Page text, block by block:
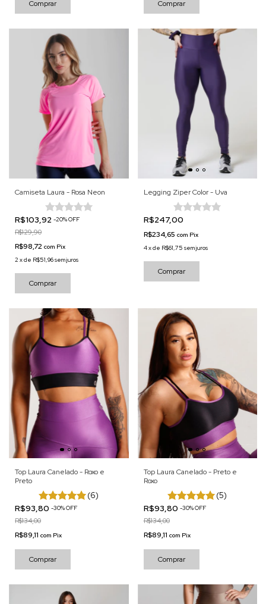
Comprar Comprar
Camiseta Laura - Rosa Neon
R$103,92 -20%OFF
R$129,90
R$98,72 com Pix
2 xde R$51,96sem juros
Comprar
Legging Ziper Color - Uva
R$247,00
R$234,65 com Pix
4xde R$61,75 sem juros
Comprar
Top Laura Canelado - Roxo e
Preto
(6)
R$93,80 -30%OFF
R$134,00
R$89,11 com Pix
Comprar
Top Laura Canelado - Preto e
Roxo
(5)
R$93,80 -30%OFF
R$134,00
R$89,11 com Pix
Comprar